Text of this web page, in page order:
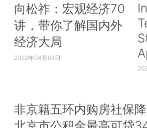
向松祚：宏观经济70
讲，带你了解国内外
经济大局
2022年04月06日
非京籍五环内购房社保